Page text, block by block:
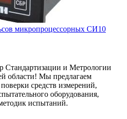
микропроцессорных СИ10
и Метрологии
области! Мы предлагаем
средств измерений,
оборудования,
испытаний.